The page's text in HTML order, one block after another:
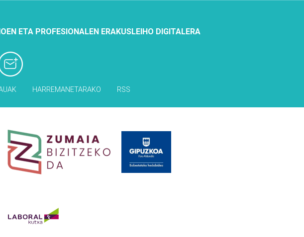
ETA PROFESIONALEN ERAKUSLEIHO DIGITALERA
HARREMANETARAKO RSS